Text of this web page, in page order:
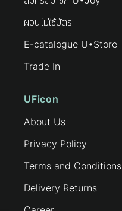
ผ่อนไม่ใช้บัตร
E-catalogue U•Store
Trade In
UFicon
About Us
Privacy Policy
Terms and Conditions
Delivery Returns